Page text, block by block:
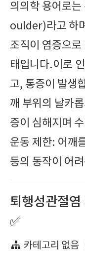
의의학 용어로
oulder)라고 하
조직이 염증으
태입니다.이로
고, 통증이 발생
깨 부위의 날카
증이 심해지며
운동 제한: 어깨
등의 동작이 어
퇴행성관절염
✅
카테고리 없음